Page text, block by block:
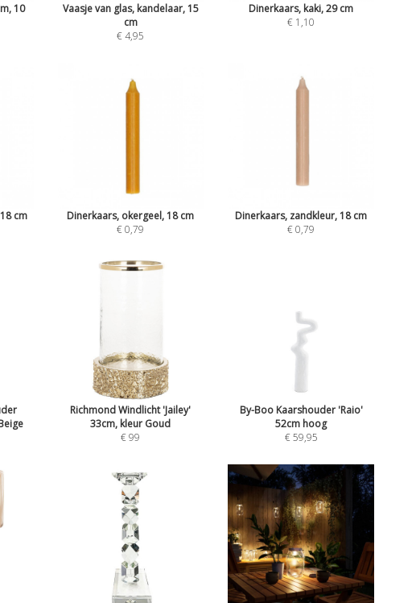
10
Vaasje van glas, kandelaar, 15
cm
€ 4,95
Dinerkaars, kaki, 29 cm
€ 1,10
cm
Dinerkaars, okergeel, 18 cm
€ 0,79
Dinerkaars, zandkleur, 18 cm
€ 0,79
Richmond Windlicht 'Jailey'
33cm, kleur Goud
€ 99
By-Boo Kaarshouder 'Raio'
52cm hoog
€ 59,95